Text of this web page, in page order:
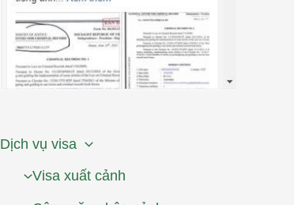
Dịch vụ visa
Visa xuất cảnh